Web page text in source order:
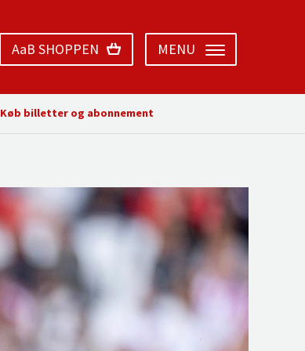
AaB SHOPPEN MENU
Køb billetter og abonnement